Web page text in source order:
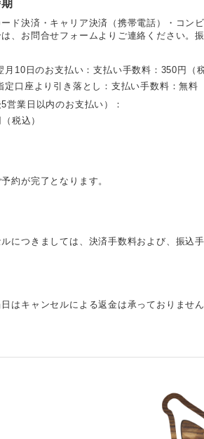
ド決済・キャリア決済（携帯電話）・コン
、お問合せフォームよりご連絡ください。
月10日のお支払い：支払い手数料：350円（税
定口座より引き落とし：支払い手数料：無料
営業日以内のお支払い）：
税込）
約が完了となります。
につきましては、決済手数料および、振込
はキャンセルによる返金は承っておりませ